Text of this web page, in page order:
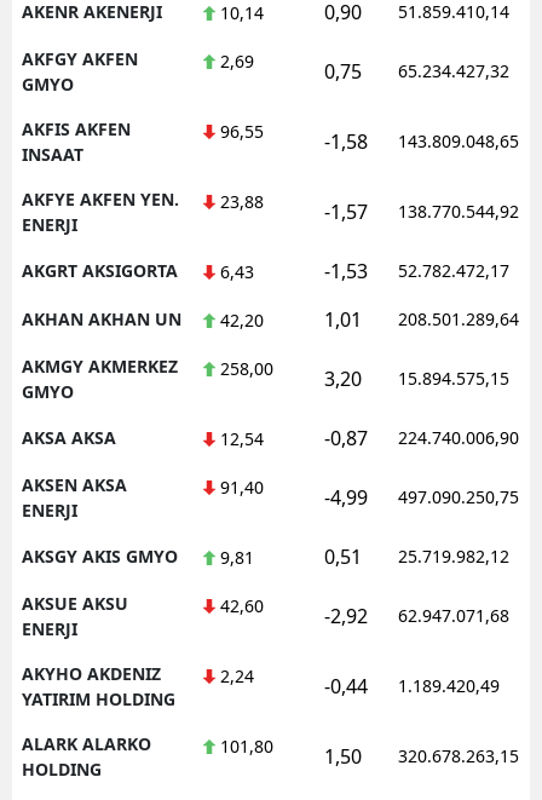
AKENR AKENERJI 10,14 0,90 51.859.410,14
AKFGY AKFEN
GMYO
2,69 0,75 65.234.427,32
AKFIS AKFEN
INSAAT
96,55 -1,58 143.809.048,65
AKFYE AKFEN YEN.
ENERJI
23,88 -1,57 138.770.544,92
AKGRT AKSIGORTA 6,43 -1,53 52.782.472,17
AKHAN AKHAN UN 42,20 1,01 208.501.289,64
AKMGY AKMERKEZ
GMYO
258,00 3,20 15.894.575,15
AKSA AKSA 12,54 -0,87 224.740.006,90
AKSEN AKSA
ENERJI
91,40 -4,99 497.090.250,75
AKSGY AKIS GMYO 9,81 0,51 25.719.982,12
AKSUE AKSU
ENERJI
42,60 -2,92 62.947.071,68
AKYHO AKDENIZ
YATIRIM HOLDING
2,24 -0,44 1.189.420,49
ALARK ALARKO
HOLDING
101,80 1,50 320.678.263,15